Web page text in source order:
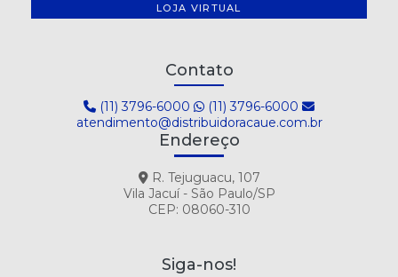
LOJA VIRTUAL
Contato
(11) 3796-6000
(11) 3796-6000
atendimento@distribuidoracaue.com.br
Endereço
R. Tejuguacu, 107
Vila Jacuí - São Paulo/SP
CEP: 08060-310
Siga-nos!